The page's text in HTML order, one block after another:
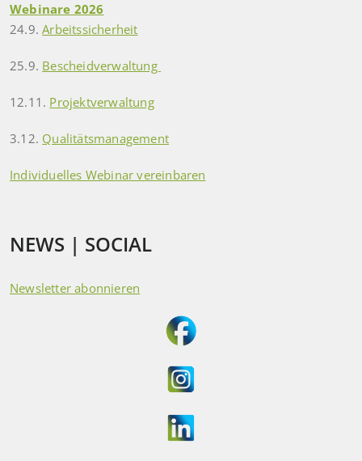
Webinare 2026
24.9.Arbeitssicherheit
25.9. Bescheidverwaltung
12.11. Projektverwaltung
3.12. Qualitätsmanagement
Individuelles Webinar vereinbaren
NEWS | SOCIAL
Newsletter abonnieren